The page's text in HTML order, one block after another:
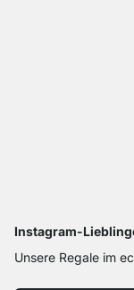
Instagram-
Unsere Regale im